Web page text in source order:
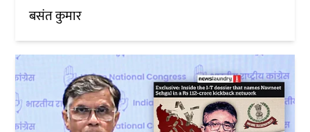
बसंत कुमार